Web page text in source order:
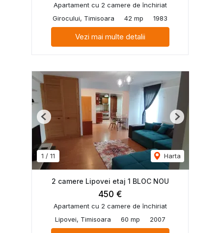
Apartament cu 2 camere de închiriat
Girocului, Timisoara
42 mp 1983
Vezi mai multe detalii
1 / 11 Harta
Previous Next
2 camere Lipovei etaj 1 BLOC NOU
450 €
Apartament cu 2 camere de închiriat
Lipovei, Timisoara
60 mp 2007